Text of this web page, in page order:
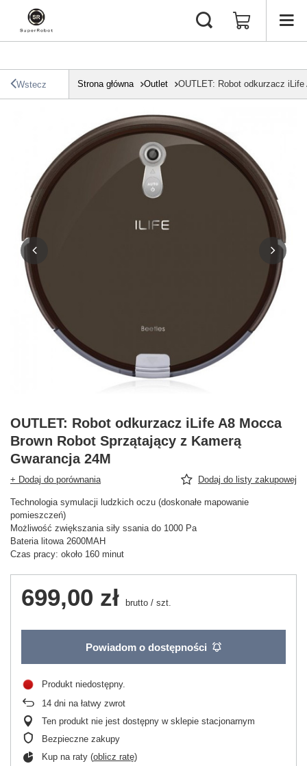
Wstecz Strona główna Outlet OUTLET: Robot odkurzacz
OUTLET: Robot odkurzacz iLife A8 Mocca
Brown Robot Sprzątający z Kamerą
Gwarancja 24M
+ Dodaj do porównania Dodaj do listy zakupowej
Technologia symulacji ludzkich oczu (doskonałe mapowanie
pomieszczeń)
Możliwość zwiększania siły ssania do 1000 Pa
Bateria litowa 2600MAH
Czas pracy: około 160 minut
699,00 zł brutto / szt.
Powiadom o dostępności
Produkt niedostępny
14 dni na łatwy zwrot
Ten produkt nie jest dostępny w sklepie stacjonarnym
Bezpieczne zakupy
Kup na raty (oblicz ratę)